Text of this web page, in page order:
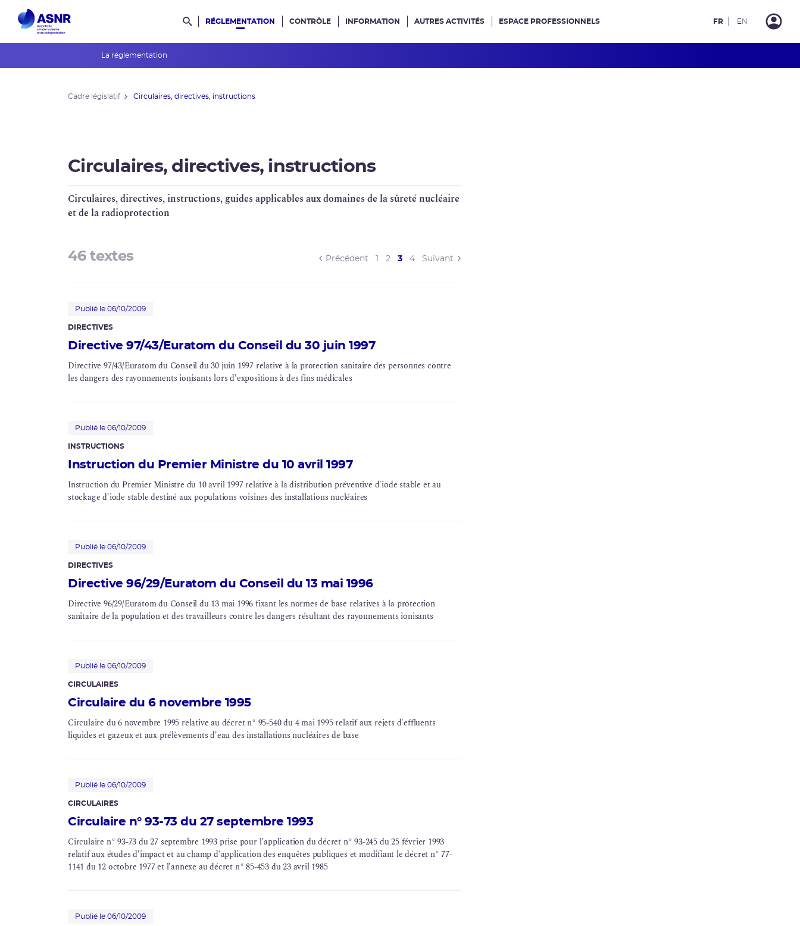
Rechercher dans le site
RÉGLEMENTATION
La réglementation
RFS
Mesures de publicité diverses
Réglementation associée
CONTRÔLE INFORMATION AUTRES ACTIVITÉS ESPACE PROFESSIONNELS FR EN
Cadre législatif Circulaires, directives, instructions
Circulaires, directives, instructions
Circulaires, directives, instructions, guides applicables aux domaines de la sûreté nucléaire
et de laradioprotection
46 textes Précédent 2 3(current)
4 Suivant
Publié le 06/10/2009
DIRECTIVES
Directive 97/43/Euratom du Conseil du 30 juin 1997
Directive 97/43/Euratom du Conseil du 30 juin 1997 relative à la protection sanitaire des personnes contre
les dangers des rayonnements ionisants lors d'expositions à des fins médicales
Publié le 06/10/2009
INSTRUCTIONS
Instruction du Premier Ministre du 10 avril 1997
Instruction du Premier Ministre du 10 avril 1997 relative à la distribution préventive d'iodestable et au
stockage d'iode stable destiné aux populations voisines des installations nucléaires
Publié le 06/10/2009
DIRECTIVES
Directive 96/29/Euratom du Conseil du 13 mai 1996
Directive 96/29/Euratom du Conseil du 13 mai 1996 fixant les normes de base relatives à la protection
sanitaire de la population et des travailleurs contre les dangers résultant des rayonnements ionisants
Publié le 06/10/2009
CIRCULAIRES
Circulaire du 6 novembre 1995
Circulaire du 6 novembre 1995 relative au décret n° 95-540 du 4 mai 1995 relatif aux rejets d'effluents
liquides et gazeux et aux prélèvements d'eau des installations nucléaires de base
Publié le 06/10/2009
CIRCULAIRES
Circulaire n° 93-73 du 27 septembre 1993
Circulaire n° 93-73 du 27 septembre 1993 prise pour l'application du décret n° 93-245 du 25 février 1993
relatif aux études d'impact et au champ d'application des enquêtes publiques et modifiant le décret n° 77-
1141 du 12 octobre 1977 et l'annexe au décret n° 85-453 du 23 avril 1985
Publié le 06/10/2009